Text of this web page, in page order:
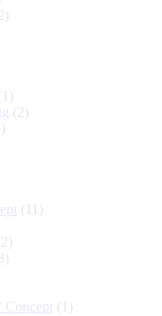
(2)
(11)
(1)